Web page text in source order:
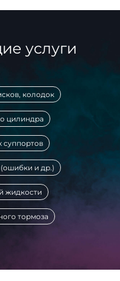
услуги
колодок
цилиндра
суппортов
и др.)
жидкости
тормоза